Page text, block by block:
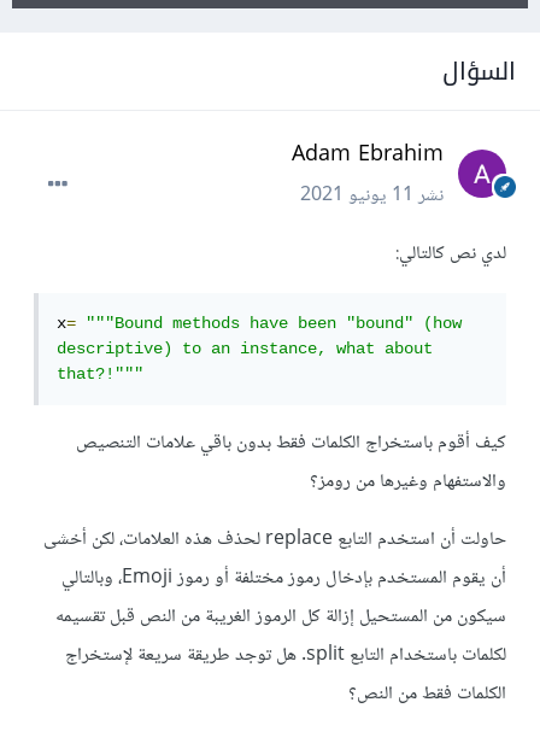
السؤال
Adam Ebrahim
نشر11 يونيو 2021
لدي نص كالتالي:
x=
"""Bound methods have been "bound" (how
descriptive) to an instance, what about
that?!"""
كيف أقوم باستخراج الكلمات فقط بدون باقي علامات التنصيص
والاستفهام وغيرها من رومز؟
حاولت أن استخدم التابع replace لحذف هذه العلامات، لكن أخشى
أن يقوم المستخدم بإدخال رموز مختلفة أو رموز Emoji، وبالتالي
سيكون من المستحيل إزالة كل الرموز الغريبة من النص قبل تقسيمه
لكلمات باستخدام التابع split. هل توجد طريقة سريعة لإستخراج
الكلمات فقط من النص؟